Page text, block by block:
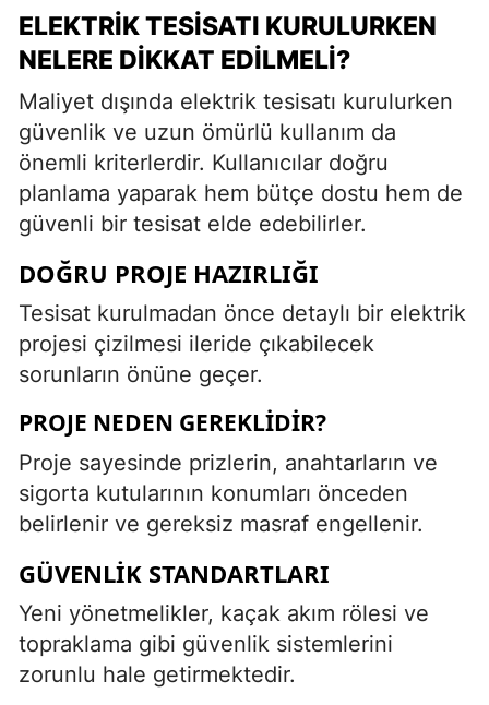
ELEKTRIK TESISATI KURULURKEN
NELERE DIKKAT EDILMELI?
Maliyet dışında elektrik tesisatı kurulurken
güvenlik ve uzun ömürlü kullanım da
önemli kriterlerdir. Kullanıcılar doğru
planlama yaparak hem bütçe dostu hem de
güvenli bir tesisat elde edebilirler.
DOĞRU PROJE HAZIRLIĞI
Tesisat kurulmadan önce detaylı bir elektrik
projesi çizilmesi ileride çıkabilecek
sorunların önüne geçer.
PROJE NEDEN GEREKLIDIR?
Proje sayesinde prizlerin, anahtarların ve
sigorta kutularının konumları önceden
belirlenir ve gereksiz masraf engellenir.
GÜVENLIK STANDARTLARI
Yeni yönetmelikler, kaçak akım rölesi ve
topraklama gibi güvenlik sistemlerini
zorunlu hale getirmektedir.